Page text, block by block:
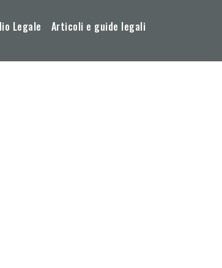
Legale Articoli e guide legali